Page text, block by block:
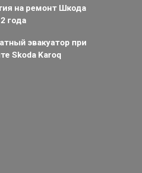
на ремонт Шкода
года
эвакуатор при
Skoda Karoq